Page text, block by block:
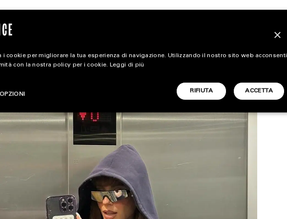
CARICA ALTRI
STYLE
FOOTWEAR
ACCESSORIES
×
i cookie per migliorare la tua esperienza di navigazione. Utilizzando il nostro sito web acconsenti
con la nostra policy per i cookie. Leggi di più
ACCETTA
RIFIUTA